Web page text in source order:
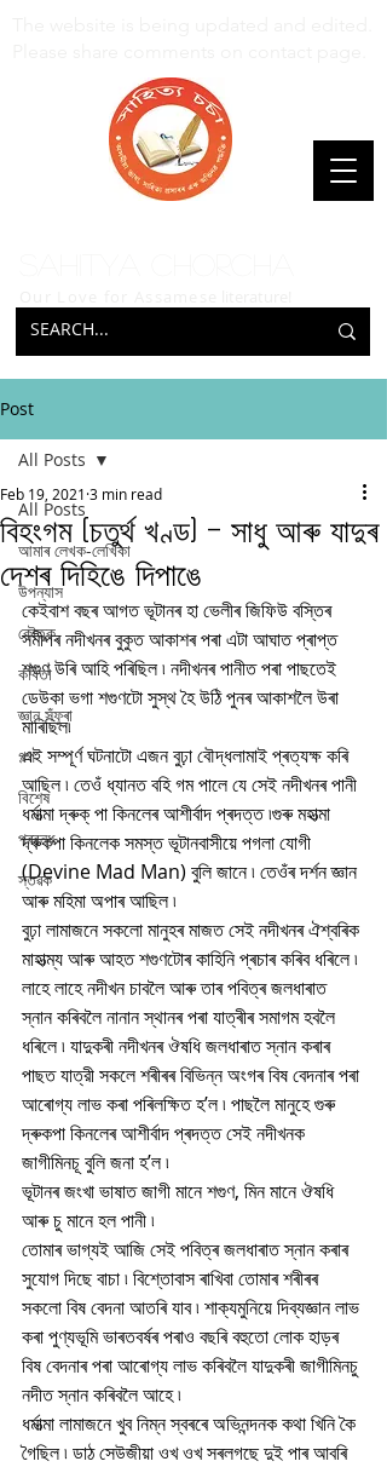
Post
All Posts
আমাৰ লেখক-লেখিকা
উপন্যাস
কৌতুক
কবিতা
জ্ঞান সঁফুৰা
গল্প
বিশেষ
প্ৰবন্ধ
স্তৱক
All Posts
বিহংগম (চতুৰ্থ খণ্ড) – সাধু আৰু যাদুৰ
দেশৰ দিহিঙে দিপাঙে
Feb 19, 2021 3 min read
কেইবাশ বছৰ আগত ভূটানৰ হা ভেলীৰ জিফিউ বস্তিৰ
সমীপৰ নদীখনৰ বুকুত আকাশৰ পৰা এটা আঘাত প্ৰাপ্ত
শগুণ উৰি আহি পৰিছিল ৷ নদীখনৰ পানীত পৰা পাছতেই
ডেউকা ভগা শগুণটো সুস্থ হৈ উঠি পুনৰ আকাশলৈ উৰা
মাৰিছিল৷
এই সম্পূৰ্ণ ঘটনাটো এজন বুঢ়া বৌদ্ধলামাই প্ৰত্যক্ষ কৰি
আছিল ৷ তেওঁ ধ্যানত বহি গম পালে যে সেই নদীখনৰ পানী
ধৰ্মাত্মা দ্ৰুক্ পা কিনলেৰ আশীৰ্বাদ প্ৰদত্ত ৷গুৰু মহাত্মা
দ্ৰুকপা কিনলেক সমস্ত ভূটানবাসীয়ে পগলা যোগী
(Devine Mad Man) বুলি জানে ৷ তেওঁৰ দৰ্শন জ্ঞান
আৰু মহিমা অপাৰ আছিল ৷
বুঢ়া লামাজনে সকলো মানুহৰ মাজত সেই নদীখনৰ ঐশ্বৰিক
মাহাত্ম্য আৰু আহত শগুণটোৰ কাহিনি প্ৰচাৰ কৰিব ধৰিলে ৷
লাহে লাহে নদীখন চাবলৈ আৰু তাৰ পবিত্ৰ জলধাৰাত
স্নান কৰিবলৈ নানান স্থানৰ পৰা যাত্ৰীৰ সমাগম হবলৈ
ধৰিলে ৷ যাদুকৰী নদীখনৰ ঔষধি জলধাৰাত স্নান কৰাৰ
পাছত যাত্রী সকলে শৰীৰৰ বিভিন্ন অংগৰ বিষ বেদনাৰ পৰা
আৰোগ্য লাভ কৰা পৰিলক্ষিত হ’ল ৷ পাছলৈ মানুহে গুৰু
দ্ৰুকপা কিনলেৰ আশীৰ্বাদ প্ৰদত্ত সেই নদীখনক
জাগীমিনচূ বুলি জনা হ’ল ৷
ভূটানৰ জংখা ভাষাত জাগী মানে শগুণ, মিন মানে ঔষধি
আৰু চু মানে হল পানী ৷
তোমাৰ ভাগ্যই আজি সেই পবিত্ৰ জলধাৰাত স্নান কৰাৰ
সুযোগ দিছে বাচা ৷ বিশ্তোবাস ৰাখিবা তোমাৰ শৰীৰৰ
সকলো বিষ বেদনা আতৰি যাব ৷ শাক্যমুনিয়ে দিব্যজ্ঞান লাভ
কৰা পুণ্যভূমি ভাৰতবৰ্ষৰ পৰাও বছৰি বহুতো লোক হাড়ৰ
বিষ বেদনাৰ পৰা আৰোগ্য লাভ কৰিবলৈ যাদুকৰী জাগীমিনচু
নদীত স্নান কৰিবলৈ আহে ৷
ধৰ্মাত্মা লামাজনে খুব নিম্ন স্বৰৰে অভিনন্দনক কথা খিনি কৈ
গৈছিল ৷ ডাঠ সেউজীয়া ওখ ওখ সৰলগছে দুই পাৰ আবৰি